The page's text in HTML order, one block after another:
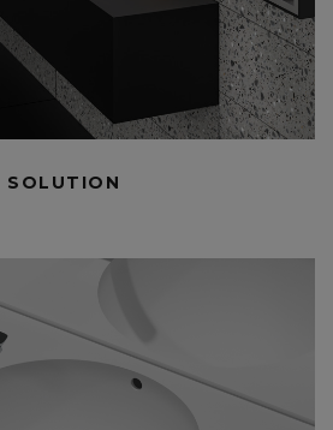
SOLUTION